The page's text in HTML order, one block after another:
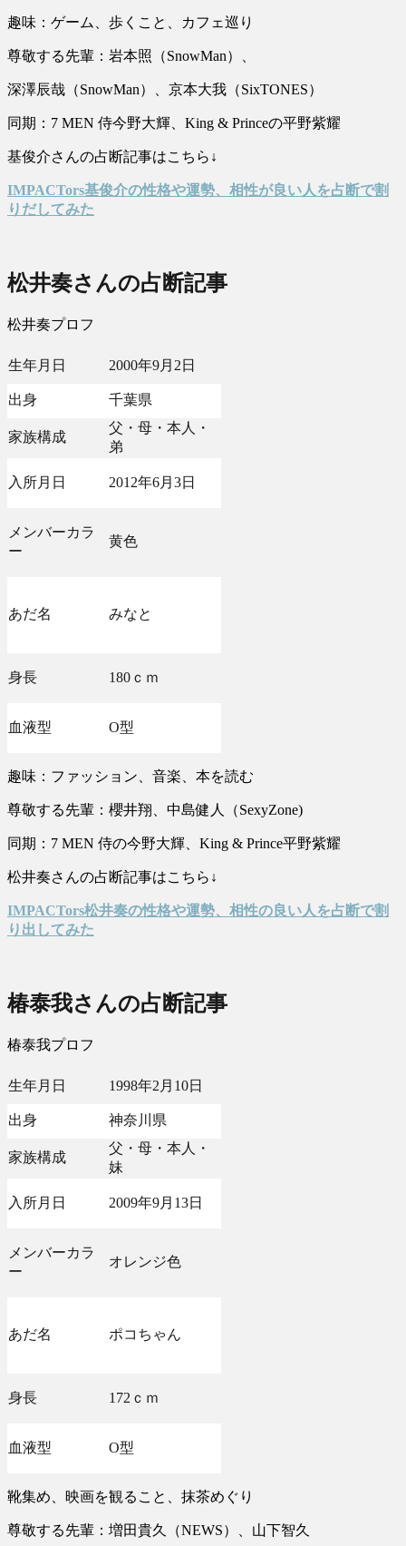
趣味：ゲーム、歩くこと、カフェ巡り
尊敬する先輩：岩本照（SnowMan）、
深澤辰哉（SnowMan）、京本大我（SixTONES）
同期：7 MEN 侍今野大輝、King & Princeの平野紫耀
基俊介さんの占断記事はこちら↓
IMPACTors基俊介の性格や運勢、相性が良い人を占断で割
りだしてみた
松井奏さんの占断記事
松井奏プロフ
生年月日 2000年9月2日
出身 千葉県
家族構成
父・母・本人・
弟
入所月日 2012年6月3日
メンバーカラ
ー
黄色
あだ名 みなと
身長 180ｃｍ
血液型 O型
趣味：ファッション、音楽、本を読む
尊敬する先輩：櫻井翔、中島健人（SexyZone)
同期：7 MEN 侍の今野大輝、King & Prince平野紫耀
松井奏さんの占断記事はこちら↓
IMPACTors松井奏の性格や運勢、相性の良い人を占断で割
り出してみた
椿泰我さんの占断記事
椿泰我プロフ
生年月日 1998年2月10日
出身 神奈川県
家族構成
父・母・本人・
妹
入所月日 2009年9月13日
メンバーカラ
ー
オレンジ色
あだ名 ポコちゃん
身長 172ｃｍ
血液型 O型
靴集め、映画を観ること、抹茶めぐり
尊敬する先輩：増田貴久（NEWS）、山下智久